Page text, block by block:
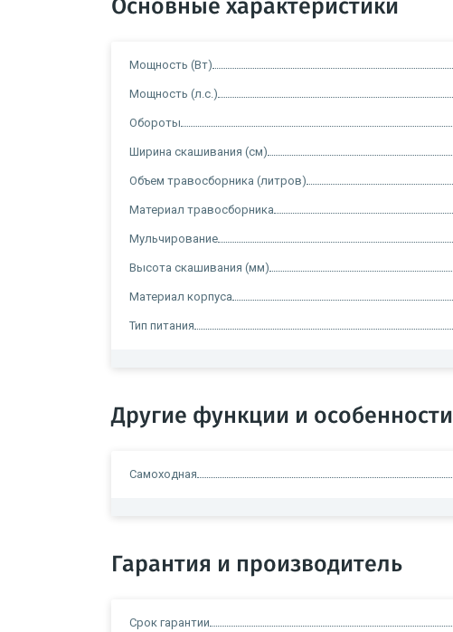
Основные характеристики
Мощность (Вт)
Мощность (л.с.)
Обороты
Ширина скашивания (см)
Объем травосборника (литров)
Материал травосборника
Мульчирование
Высота скашивания (мм)
Материал корпуса
Тип питания
Другие функции и особенности
Самоходная
Гарантия и производитель
Срок гарантии